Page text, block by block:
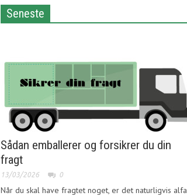
Seneste
Sådan emballerer og forsikrer du din
fragt
13/03/2026 0
Når du skal have fragtet noget, er det naturligvis alfa